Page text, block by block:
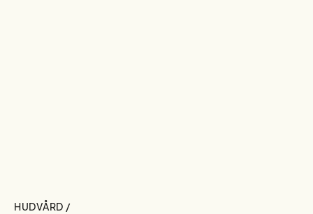
HUDVÅRD /